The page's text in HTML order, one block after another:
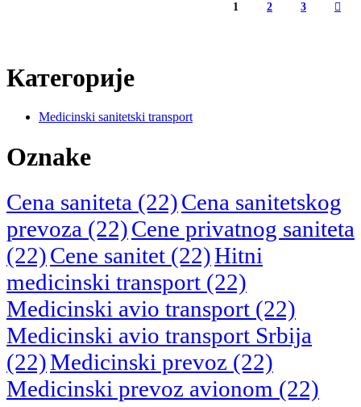
1 2 3
Категорије
Medicinski sanitetski transport
Oznake
Cena saniteta (22)Cena sanitetskog
prevoza (22)Cene privatnog saniteta
(22)Cene sanitet (22)Hitni
medicinski transport (22)
Medicinski avio transport (22)
Medicinski avio transport Srbija
(22)Medicinski prevoz (22)
Medicinski prevoz avionom (22)